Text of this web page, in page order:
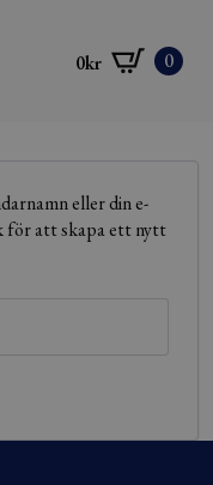
0kr 0
eller din e-
för att skapa ett nytt